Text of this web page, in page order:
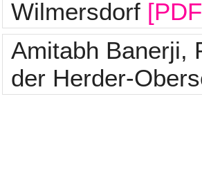
Wilmersdorf
Amitabh Banerji,
der Herder-